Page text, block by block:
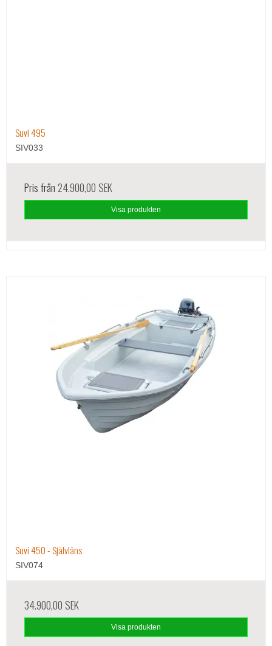
Suvi 495
SIV033
Pris från24.900,00 SEK
Visa produkten
Suvi 450 - Självläns
SIV074
34.900,00 SEK
Visa produkten